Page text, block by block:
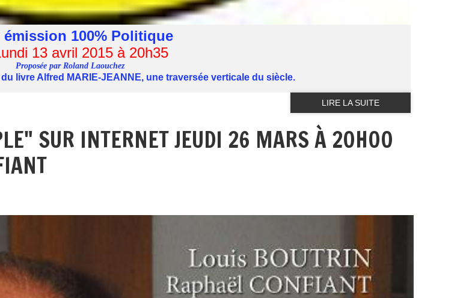
émission 100% Politique
13 avril 2015 à 20h35
Proposée par Roland Laouchez
livre Alfred MARIE-JEANNE, une traversée verticale du siècle.
LIRE LA SUITE
SUR INTERNET JEUDI 26 MARS À 20H00